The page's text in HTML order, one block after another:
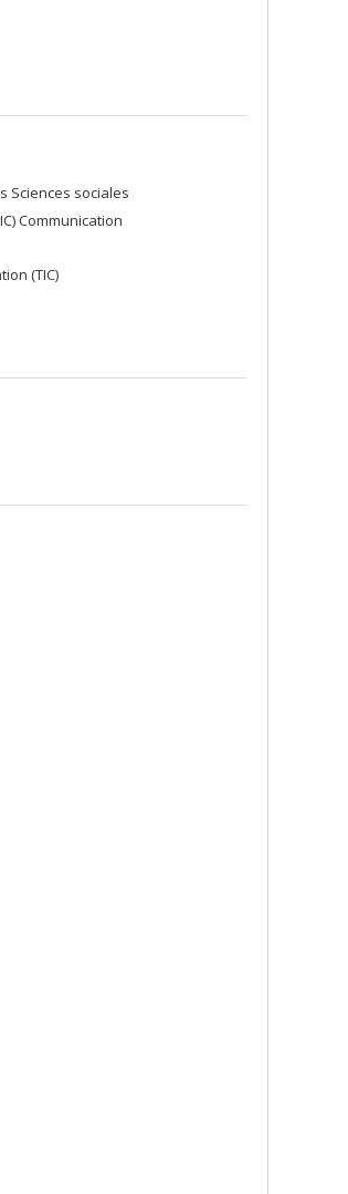
Sciences sociales
Communication
(TIC)